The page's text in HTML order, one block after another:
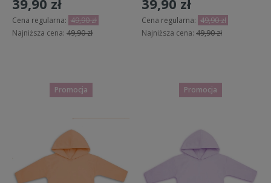
39,90 zł
Cena regularna: 49,90 zł
Najniższa cena: 49,90 zł
39,90 zł
Cena regularna: 49,90 zł
Najniższa cena: 49,90 zł
Promocja Promocja